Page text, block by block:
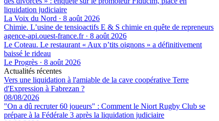
liquidation judiciaire
La Voix du Nord · 8 août 2026
Chimie. L’usine de tensioactifs E & S chimie en quête de repreneurs
agence-api.ouest-france.fr· 8 août 2026
Le Coteau. Le restaurant « Aux p’tits oignons » a définitivement
baissé le rideau
Le Progrès · 8 août 2026
Actualités récentes
Vers une liquidation à l'amiable de la cave coopérative Terre
d'Expression à Fabrezan ?
08/08/2026
"On a dû recruter 60 joueurs" : Comment le Niort Rugby Club se
prépare à la Fédérale 3 après la liquidation judiciaire